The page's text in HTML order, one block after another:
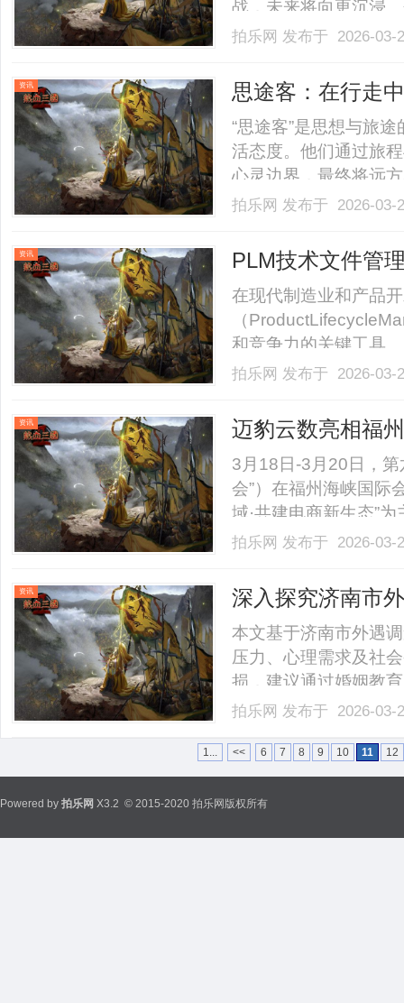
战，未来将向更沉浸
拍乐网 发布于 2026-
资讯 思途客：在行走
“思途客”是思想与旅
活态度。他们通过旅
心灵边界，最终将远
途。......
拍乐网 发布于 2026-
资讯
PLM技术文件管
期
在现代制造业和产品
（
和竞争力的关键工具
理系统能够为企业提
术文件管理系统的重
拍乐网 发布于 2026-
资讯
迈豹云数亮相福
掘金全球
3月18日-3月20日，
会”）在福州海峡国际
域·共建电商新生态”
商及相关从业者等专
制服务护航跨境开门
拍乐网 发布于 2026-
资讯
深入探究济南市
影响
本文基于济南市外遇
压力、心理需求及社
损，建议通过婚姻教
与社会稳定。......
拍乐网 发布于 2026-
1... << 6 7 8 9 10 11 12
Powered by 拍乐网 X3.2 © 2015-2020 拍乐网版权所有